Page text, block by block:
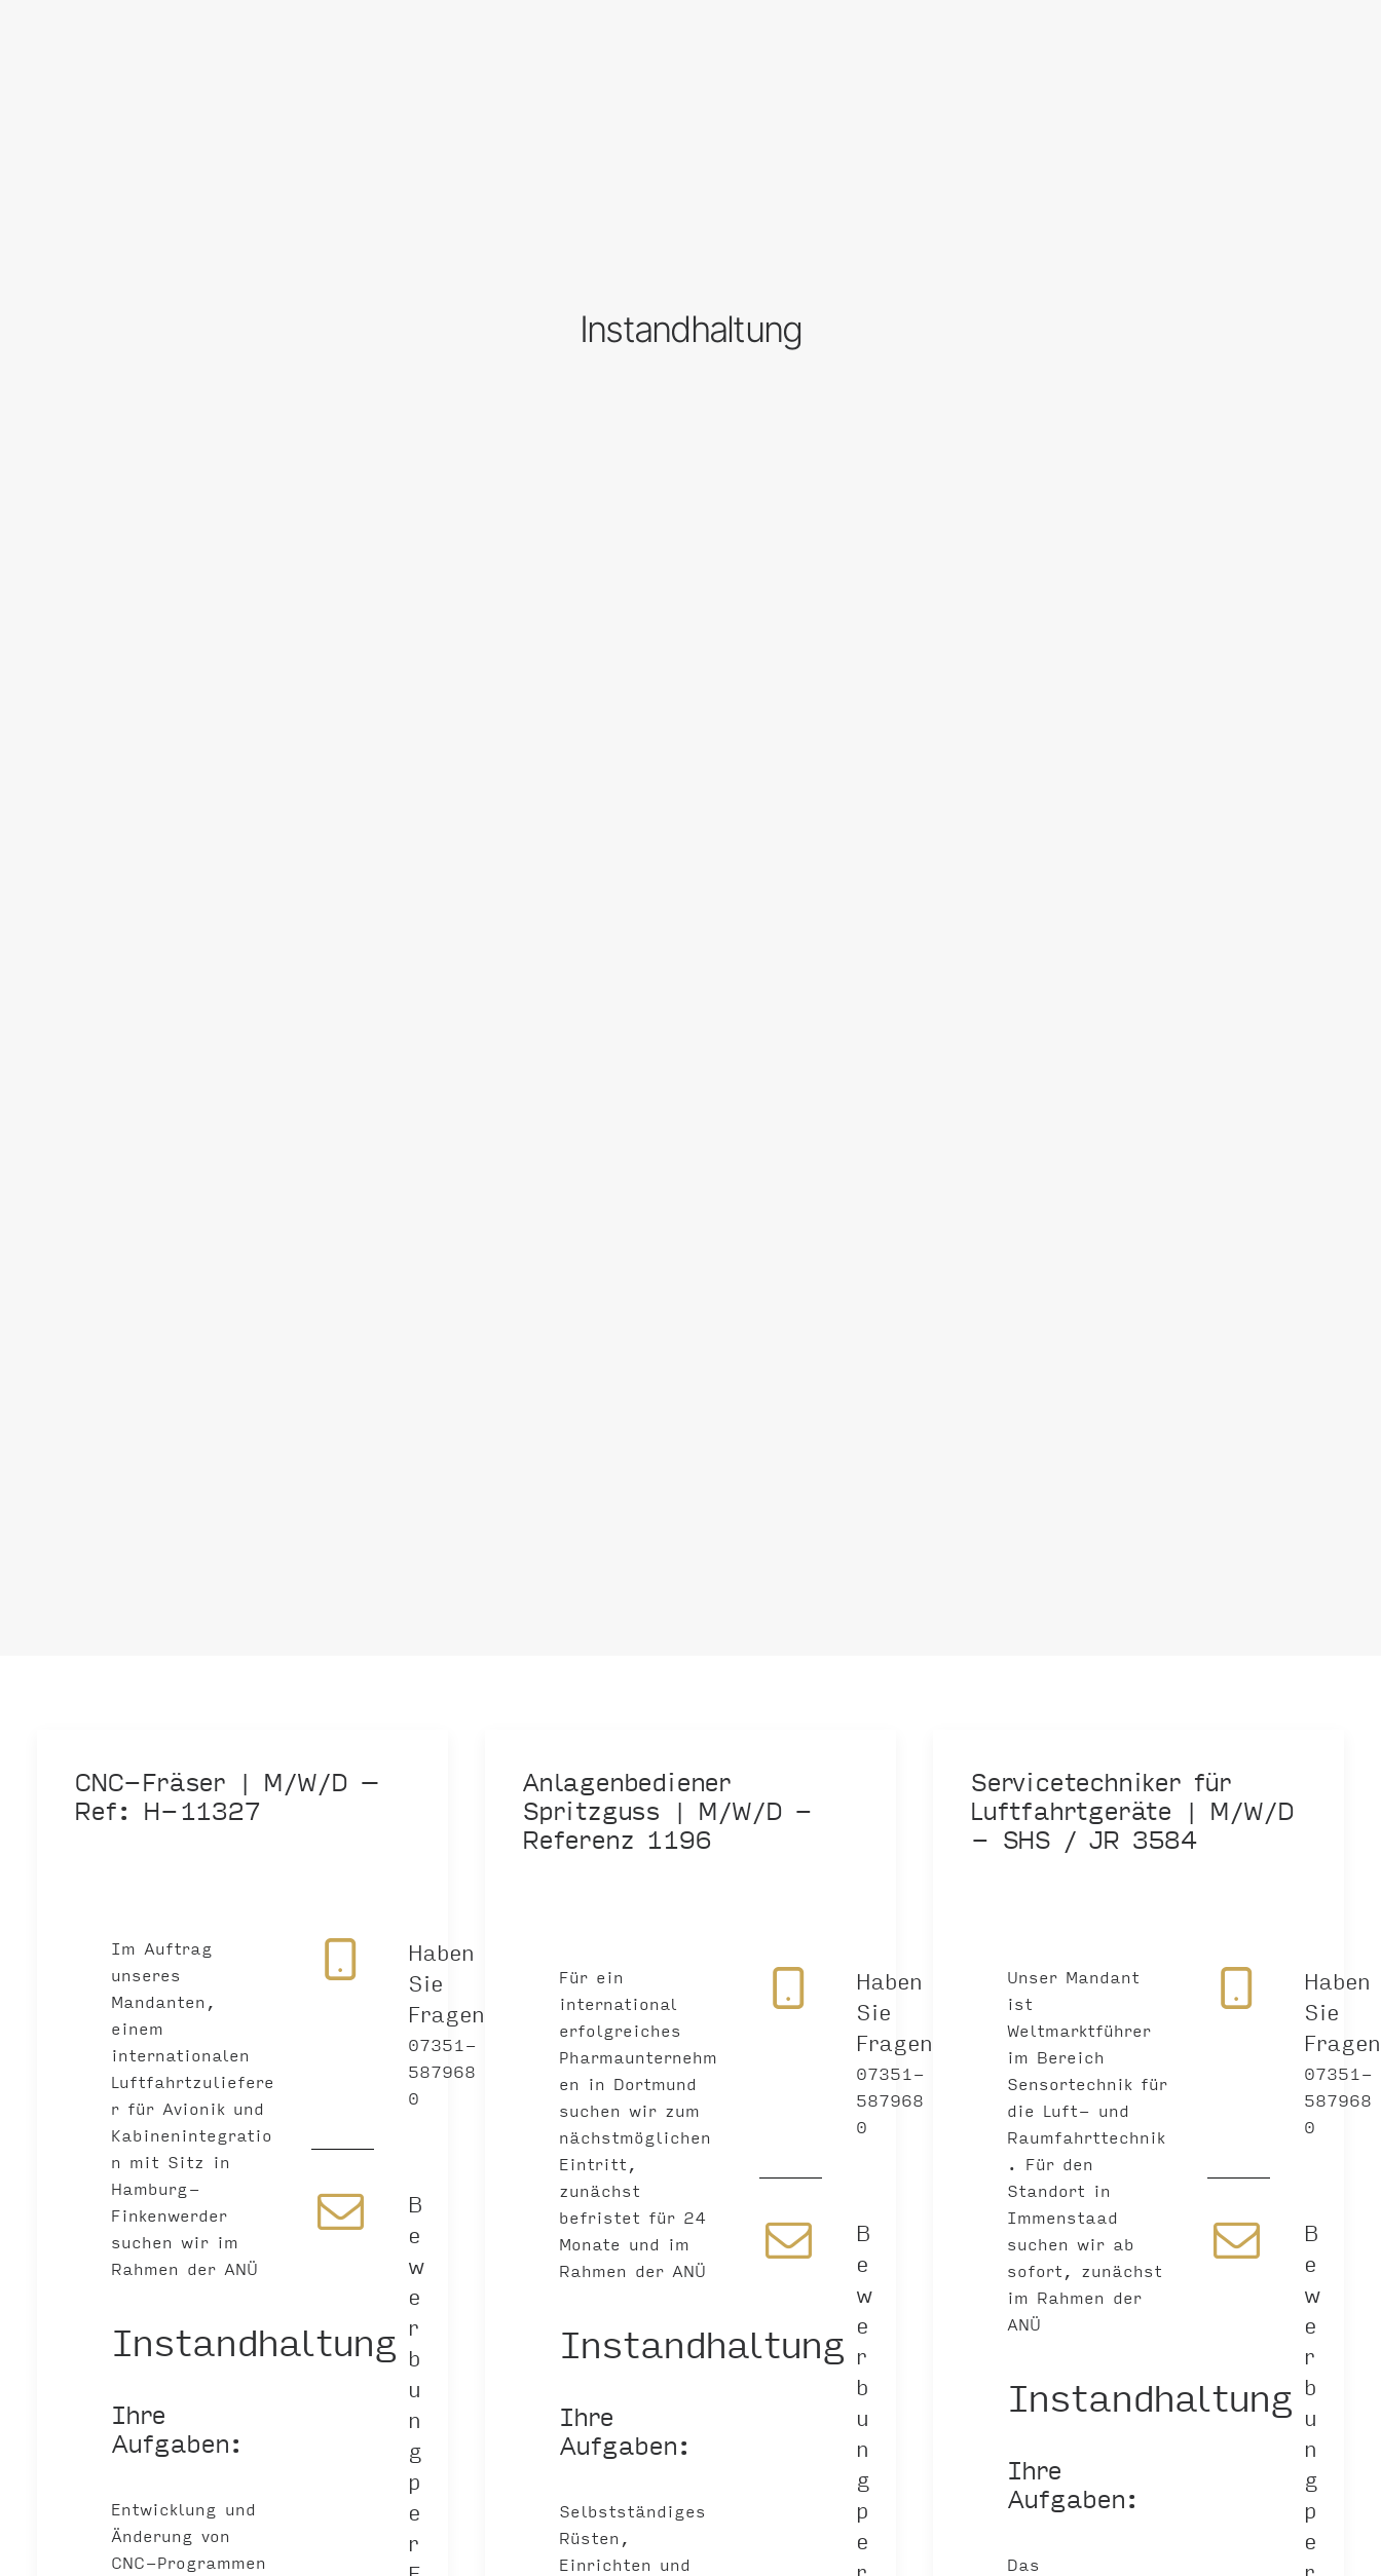
Instandhaltung
CNC-Fräser | M/W/D –
Ref: H-11327
Im Auftrag
unseres
Mandanten,
einem
internationalen
Luftfahrtzuliefere
r für Avionik und
Kabinenintegratio
n mit Sitz in
Hamburg-
Finkenwerder
suchen wir im
Rahmen der ANÜ
Instandhaltung
Ihre
Aufgaben:
Entwicklung und
Änderung von
CNC-Programmen
Haben
Sie
Fragen?
07351-
587968
0
B
e
w
e
r
b
u
n
g
p
e
r
Anlagenbediener
Spritzguss | M/W/D -
Referenz 1196
Für ein
international
erfolgreiches
Pharmaunternehm
en in Dortmund
suchen wir zum
nächstmöglichen
Eintritt,
zunächst
befristet für 24
Monate und im
Rahmen der ANÜ
Instandhaltung
Ihre
Aufgaben:
Selbstständiges
Rüsten,
Einrichten und
Haben
Sie
Fragen?
07351-
587968
0
B
e
w
e
r
b
u
n
g
p
e
Servicetechniker für
Luftfahrtgeräte | M/W/D
- SHS / JR 3584
Unser Mandant
ist
Weltmarktführer
im Bereich
Sensortechnik für
die Luft- und
Raumfahrttechnik
. Für den
Standort in
Immenstaad
suchen wir ab
sofort, zunächst
im Rahmen der
ANÜ
Instandhaltung
Ihre
Aufgaben:
Das
Haben
Sie
07351-
587968
0
B
e
w
e
r
b
u
n
g
p
e